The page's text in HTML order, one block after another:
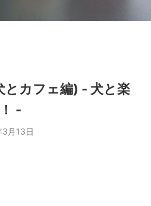
とカフェ編) - 犬と楽
-
月13日